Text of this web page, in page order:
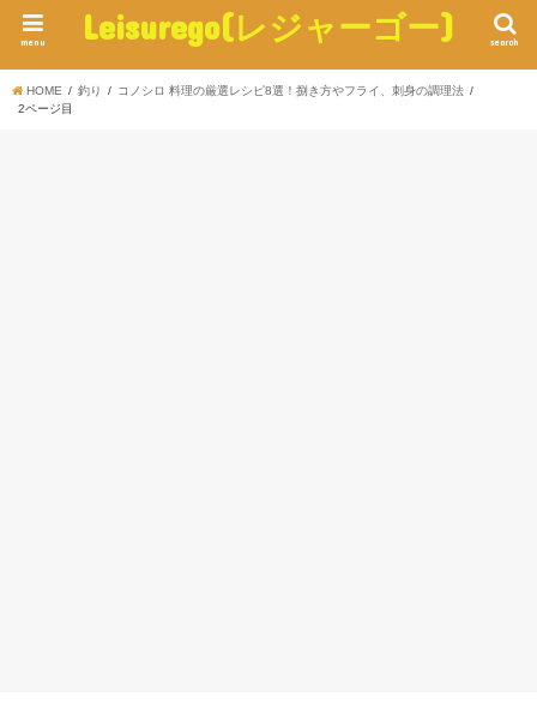
Leisurego(レジャーゴー) search
menu
HOME 釣り
コノシロ 料理の厳選レシピ8選！捌き方やフライ、刺身の調理法
2ページ目